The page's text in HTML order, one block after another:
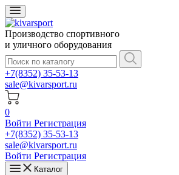
Производство спортивного
и уличного оборудования
+7(8352) 35-53-13
sale@kivarsport.ru
0
Войти Регистрация
+7(8352) 35-53-13
sale@kivarsport.ru
Войти Регистрация
Каталог